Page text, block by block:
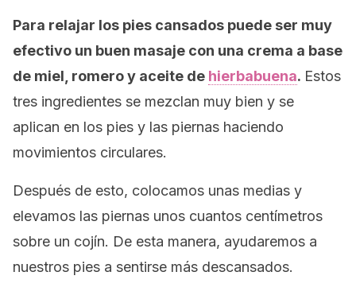
Para relajar los pies cansados puede ser muy
efectivo un buen masaje con una crema a base
de miel, romero y aceite de hierbabuena. Estos
tres ingredientes se mezclan muy bien y se
aplican en los pies y las piernas haciendo
movimientos circulares.
Después de esto, colocamos unas medias y
elevamos las piernas unos cuantos centímetros
sobre un cojín. De esta manera, ayudaremos a
nuestros pies a sentirse más descansados.